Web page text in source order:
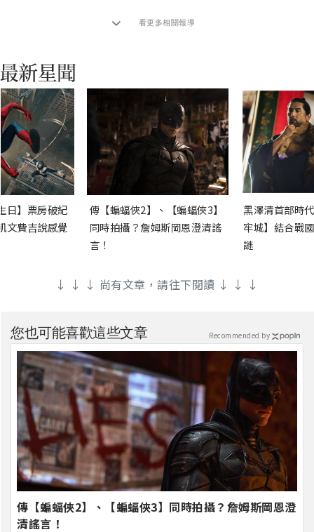
看更多相關報導
日】票房破紀
文費吉說感覺
傳【蝙蝠俠2】、【蝙蝠俠3】
同時拍攝？詹姆斯岡恩澄清謠
言！
黑澤清首部時
牢城】結合戰
謎
↓ ↓ ↓ 尚有文章，請往下閱讀 ↓ ↓ ↓
您也可能喜歡這些文章
傳【蝙蝠俠2】、【蝙蝠俠3】同時拍攝？詹姆斯岡恩澄
清謠言！
Recommended by